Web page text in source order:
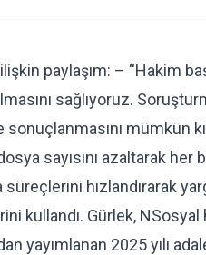
paylaşım: – “Hakim
sağlıyoruz.
mümkün
sayısını azaltarak her
hızlandırarak
kullandı. Gürlek, NSosyal
yayımlanan 2025 yılı